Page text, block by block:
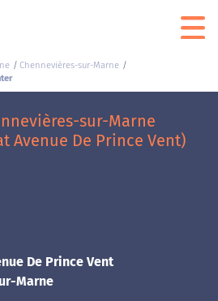
Chennevières-sur-Marne
sur-Marne
Avenue De Prince Vent)
De Prince Vent
Marne